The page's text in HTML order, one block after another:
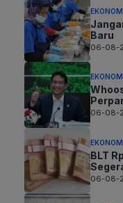
Baru
06-08-
EKONOMI
06-08-
BLT
06-08-